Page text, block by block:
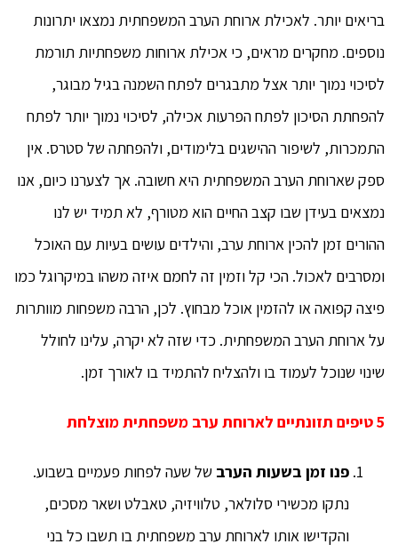
בריאים יותר. לאכילת ארוחת הערב המשפחתית נמצאו יתרונות
נוספים. מחקרים מראים, כי אכילת ארוחות משפחתיות תורמת
לסיכוי נמוך יותר אצל מתבגרים לפתח השמנה בגיל מבוגר,
להפחתת הסיכון לפתח הפרעות אכילה, לסיכוי נמוך יותר לפתח
התמכרות, לשיפור ההישגים בלימודים, ולהפחתה של סטרס. אין
ספק שארוחת הערב המשפחתית היא חשובה. אך לצערנו כיום, אנו
נמצאים בעידן שבו קצב החיים הוא מטורף, לא תמיד יש לנו
ההורים זמן להכין ארוחת ערב, והילדים עושים בעיות עם האוכל
ומסרבים לאכול. הכי קל וזמין זה לחמם איזה משהו במיקרוגל כמו
פיצה קפואה או להזמין אוכל מבחוץ. לכן, הרבה משפחות מוותרות
על ארוחת הערב המשפחתית. כדי שזה לא יקרה, עלינו לחולל
שינוי שנוכל לעמוד בו ולהצליח להתמיד בו לאורך זמן.
5 טיפים תזונתיים לארוחת ערב משפחתית מוצלחת
פנו זמן בשעות הערב של שעה לפחות פעמיים בשבוע.
נתקו מכשירי סלולאר, טלוויזיה, טאבלט ושאר מסכים,
והקדישו אותו לארוחת ערב משפחתית בו תשבו כל בני